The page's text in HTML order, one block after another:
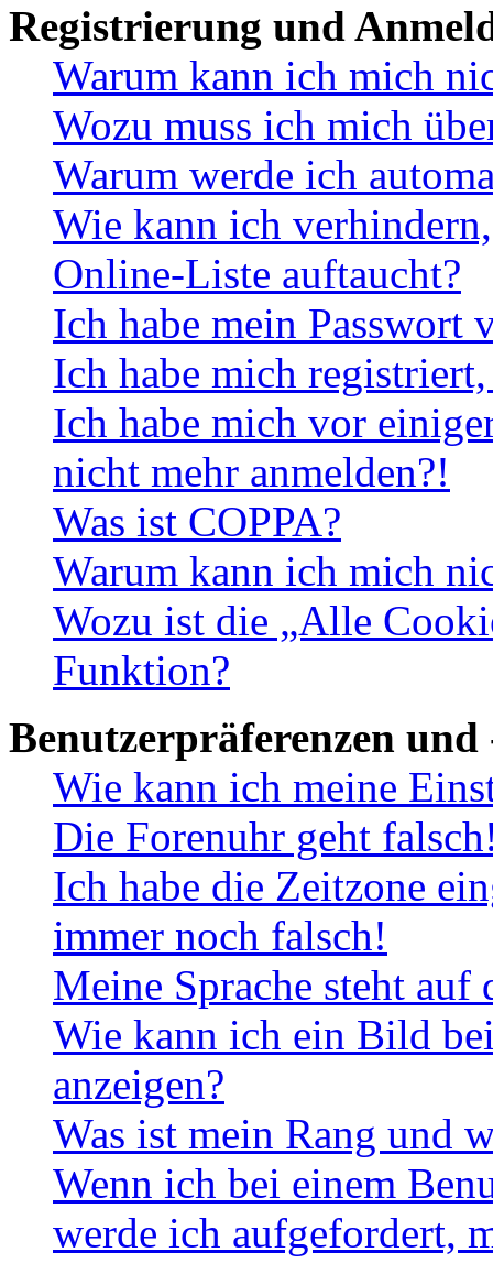
Registrierung und
Warum kann ich mich
Wozu muss ich mich
Warum werde ich
Wie kann ich
Online-Liste auftaucht?
Ich habe mein Passwort
Ich habe mich
Ich habe mich vor
nicht mehr anmelden?!
Was ist COPPA?
Warum kann ich mich
Wozu ist die „Alle
Funktion?
Benutzerpräferenzen und
Wie kann ich meine
Die Forenuhr geht
Ich habe die Zeitzone
immer noch falsch!
Meine Sprache steht
Wie kann ich ein Bild
anzeigen?
Was ist mein Rang und
Wenn ich bei einem
werde ich aufgefordert,